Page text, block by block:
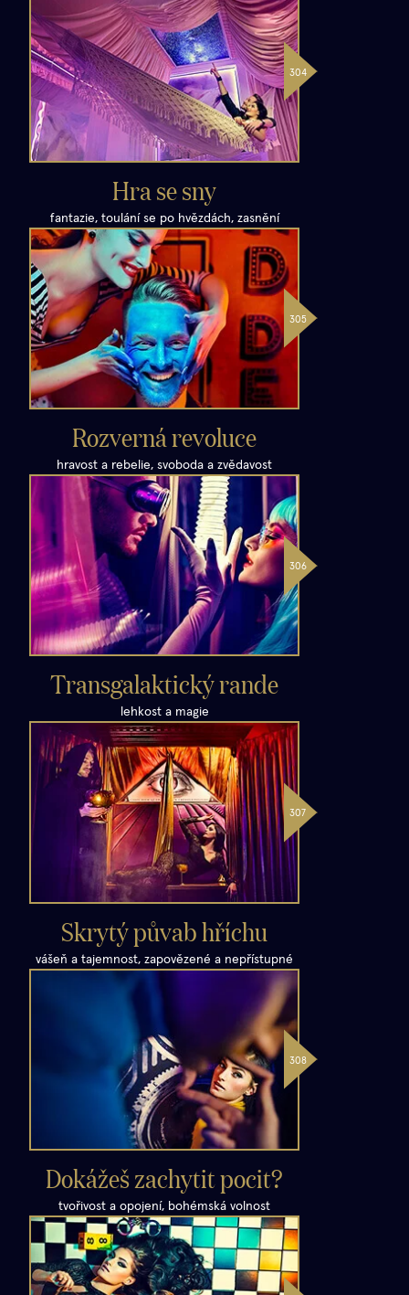
Hra se sny
fantazie, toulání se po hvězdách, zasnění
Rozverná revoluce
hravost a rebelie, svoboda a zvědavost
Transgalaktický rande
lehkost a magie
Skrytý půvab hříchu
vášeň a tajemnost, zapovězené a nepřístupné
Dokážeš zachytit pocit?
tvořivost a opojení, bohémská volnost